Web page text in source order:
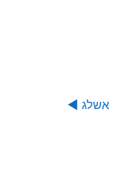
אשלג ◀︎